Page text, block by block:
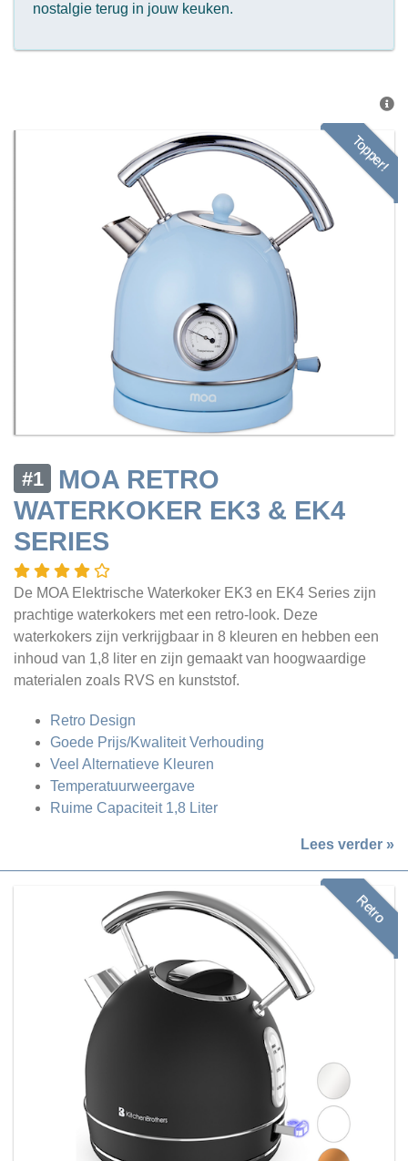
nostalgie terug in jouw keuken.
Topper!
#1
MOA RETRO
WATERKOKER EK3 & EK4
SERIES
De MOA Elektrische Waterkoker EK3 en EK4 Series zijn
prachtige waterkokers met een retro-look. Deze
waterkokers zijn verkrijgbaar in 8 kleuren en hebben een
inhoud van 1,8 liter en zijn gemaakt van hoogwaardige
materialen zoals RVS en kunststof.
Retro Design
Goede Prijs/Kwaliteit Verhouding
Veel Alternatieve Kleuren
Temperatuurweergave
Ruime Capaciteit 1,8 Liter
Lees verder »
Retro